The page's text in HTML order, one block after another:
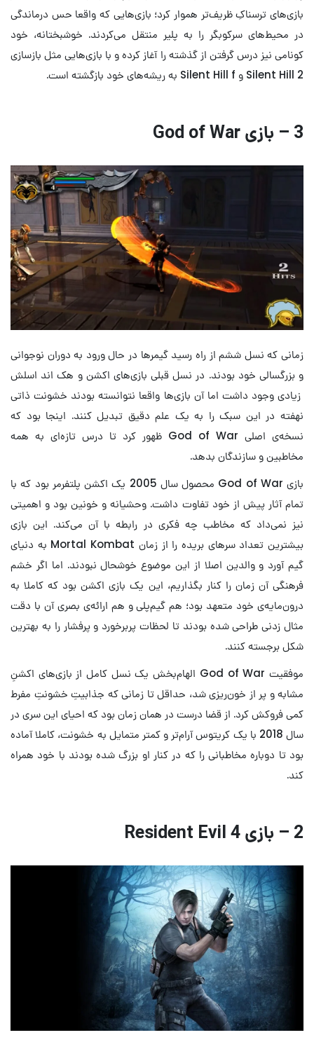
بازی‌های ترسناکِ ظریف‌تر هموار کرد؛ بازی‌هایی که واقعا حس درماندگی
در محیط‌های سرکوبگر را به پلیر منتقل می‌کردند. خوشبختانه، خود
کونامی نیز درس گرفتن از گذشته را آغاز کرده و با بازی‌هایی مثل بازسازی
Silent Hill 2 و Silent Hill f به ریشه‌های خود بازگشته است.
3 – بازی God of War
زمانی که نسل ششم از راه رسید گیمرها در حال ورود به دوران نوجوانی
و بزرگسالی خود بودند. در نسل قبلی بازی‌های اکشن و هک اند اسلش
زیادی وجود داشت اما آن بازی‌ها واقعا نتوانسته بودند خشونت ذاتی
نهفته در این سبک را به یک علم دقیق تبدیل کنند. اینجا بود که
نسخه‌ی اصلی God of War ظهور کرد تا درس تازه‌ای به همه
مخاطبین و سازندگان بدهد.
بازی God of War محصول سال 2005 یک اکشن پلتفرمر بود که با
تمام آثار پیش از خود تفاوت داشت. وحشیانه و خونین بود و اهمیتی
نیز نمی‌داد که مخاطب چه فکری در رابطه با آن می‌کند. این بازی
بیشترین تعداد سرهای بریده را از زمان Mortal Kombat به دنیای
گیم آورد و والدین اصلا از این موضوع خوشحال نبودند. اما اگر خشم
فرهنگی آن زمان را کنار بگذاریم، این یک بازی اکشن بود که کاملا به
درون‌مایه‌ی خود متعهد بود؛ هم گیم‌پلی و هم ارائه‌ی بصری آن با دقت
مثال زدنی طراحی شده بودند تا لحظات پربرخورد و پرفشار را به بهترین
شکل برجسته کنند.
موفقیت God of War الهام‌بخش یک نسل کامل از بازی‌های اکشنِ
مشابه و پر از خون‌ریزی شد، حداقل تا زمانی که جذابیتِ خشونتِ مفرط
کمی فروکش کرد. از قضا درست در همان زمان بود که احیای این سری در
سال 2018 با یک کریتوس آرام‌تر و کمتر متمایل به خشونت، کاملا آماده
بود تا دوباره مخاطبانی را که در کنار او بزرگ شده بودند با خود همراه
کند.
2 – بازی Resident Evil 4